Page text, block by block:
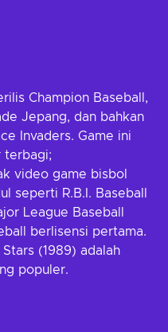
Champion Baseball,
Jepang, dan bahkan
Invaders. Game ini
terbagi;
video game bisbol
seperti R.B.I. Baseball
League Baseball
berlisensi pertama.
(1989) adalah
populer.